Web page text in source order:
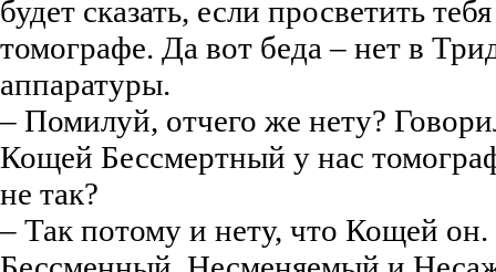
будет сказать, если просветить
томографе. Да вот беда – нет в
аппаратуры.
– Помилуй, отчего же нету?
Кощей Бессмертный у нас
не так?
– Так потому и нету, что Кощей